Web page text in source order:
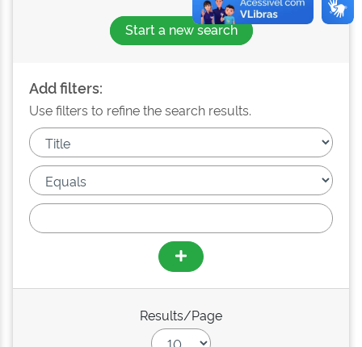
Start a new search
Add filters:
Use filters to refine the search results.
Results/Page